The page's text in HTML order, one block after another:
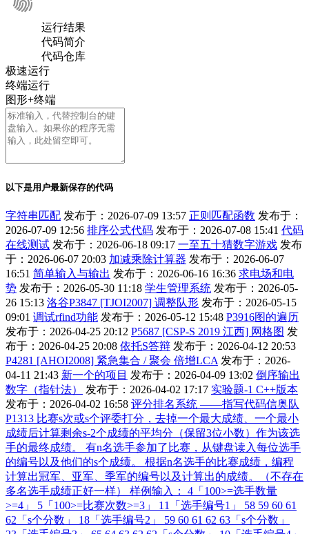
运行结果
代码简介
代码仓库
极速运行
终端运行
图形+终端
以下是用户最新保存的代码
字符串匹配 发布于：2026-07-09 13:57 正则匹配函数 发布于：
2026-07-09 12:56 排序公式代码 发布于：2026-07-08 15:41 代码
在线测试 发布于：2026-06-18 09:17 一至五十猜数字游戏 发布
于：2026-06-07 20:03 加减乘除计算器 发布于：2026-06-07
16:51 简单输入与输出 发布于：2026-06-16 16:36 求电场和电
势 发布于：2026-05-30 11:18 学生管理系统 发布于：2026-05-
26 15:13 洛谷P3847 [TJOI2007] 调整队形 发布于：2026-05-15
09:01 调试rfind功能 发布于：2026-05-12 15:48 P3916图的遍历
发布于：2026-04-25 20:12 P5687 [CSP-S 2019 江西] 网格图 发
布于：2026-04-25 20:08 依托S答辩 发布于：2026-04-12 20:53
P4281 [AHOI2008] 紧急集合 / 聚会 倍增LCA 发布于：2026-
04-11 21:43 新一个的项目 发布于：2026-04-09 13:02 倒序输出
数字（指针法）
发布于：2026-04-02 17:17 实验题-1 C++版本
发布于：2026-04-02 16:58 评分排名系统 ——指写代码信奥队
P1313 比赛s次或s个评委打分，去掉一个最大成绩、一个最小
成绩后计算剩余s-2个成绩的平均分（保留3位小数）作为该选
手的最终成绩。 有n名选手参加了比赛，从键盘读入每位选手
的编号以及他们的s个成绩。 根据n名选手的比赛成绩，编程
计算出冠军、亚军、季军的编号以及计算出的成绩。（不存在
多名选手成绩正好一样） 样例输入： 4「100>=选手数量
>=4」 5「100>=比赛次数>=3」 11「选手编号1」 58 59 60 61
62「s个分数」 18「选手编号2」 59 60 61 62 63「s个分数」